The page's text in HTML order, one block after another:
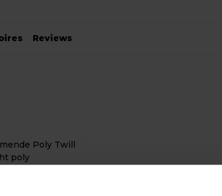
Reviews
Poly Twill
poly
oogjes
cm is dit de